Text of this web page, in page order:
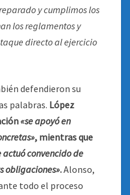
y cumplimos los
los reglamentos y
directo al ejercicio
defendieron su
palabras. López
«se apoyó en
, mientras que
actuó convencido de
obligaciones».Alonso,
todo el proceso